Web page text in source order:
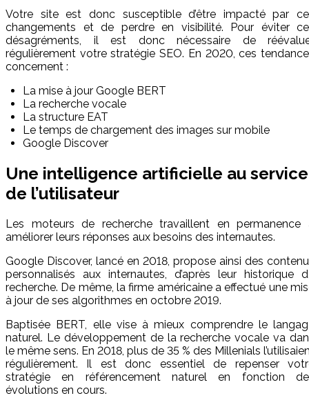
Votre site est donc susceptible d’être impacté par
changements et de perdre en visibilité. Pour éviter
désagréments, il est donc nécessaire de
régulièrement votre stratégie SEO. En 2020, ces
concernent :
La mise à jour Google BERT
La recherche vocale
La structure EAT
Le temps de chargement des images sur mobile
Google Discover
Une intelligence artificielle au service
de l’utilisateur
Les moteurs de recherche travaillent en permanence
améliorer leurs réponses aux besoins des internautes.
Google Discover, lancé en 2018, propose ainsi des
personnalisés aux internautes, d’après leur historique
recherche. De même, la firme américaine a effectué une
à jour de ses algorithmes en octobre 2019.
Baptisée BERT, elle vise à mieux comprendre le
naturel. Le développement de la recherche vocale va
le même sens. En 2018, plus de 35 % des Millenials
régulièrement. Il est donc essentiel de repenser
stratégie en référencement naturel en fonction
évolutions en cours.